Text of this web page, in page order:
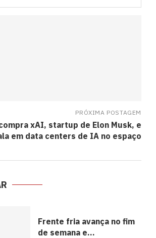
PRÓXIMA POSTAGEM
xAI, startup de Elon Musk, e
em data centers de IA no espaço
Frente fria avança no fim
de semana e...